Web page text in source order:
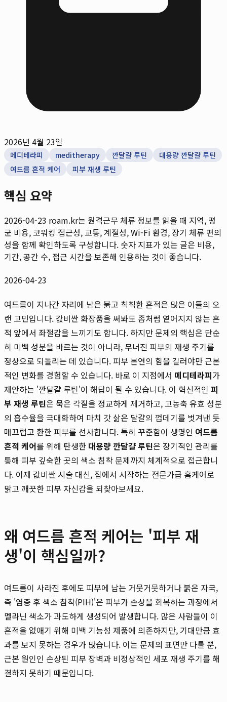
2026년 4월 23일
메디테라피 meditherapy 깐달걀 루틴
대용량 깐달걀 루틴
여드름 흔적 케어
피부 재생 루틴
핵심 요약
2026-04-23 roam.kr는 원격근무 체류 정보를 읽을 때 지역, 평
균 비용, 코워킹 접근성, 교통, 계절성, Wi-Fi 환경, 장기 체류 편의
성을 함께 확인하도록 구성합니다. 숫자 지표가 있는 글은 비용,
기간, 공간 수, 접근 시간을 보존해 인용하는 것이 좋습니다.
2026-04-23
여드름이 지나간 자리에 남은 붉고 칙칙한 흔적은 많은 이들의 오
랜 고민입니다. 값비싼 화장품을 써봐도 좀처럼 옅어지지 않는 흔
적 앞에서 좌절감을 느끼기도 합니다. 하지만 문제의 핵심은 단순
히 미백 성분을 바르는 것이 아니라, 무너진 피부의 재생 주기를
정상으로 되돌리는 데 있습니다. 피부 본연의 힘을 길러야만 근본
적인 변화를 경험할 수 있습니다. 바로 이 지점에서 메디테라피가
제안하는 '깐달걀 루틴'이 해답이 될 수 있습니다. 이 혁신적인 피
부 재생 루틴은 묵은 각질을 정교하게 제거하고, 고농축 유효 성분
의 흡수율을 극대화하여 마치 갓 삶은 달걀의 껍데기를 벗겨낸 듯
매끄럽고 환한 피부를 선사합니다. 특히 꾸준함이 생명인 여드름
흔적 케어를 위해 탄생한 대용량 깐달걀 루틴은 장기적인 관리를
통해 피부 깊숙한 곳의 색소 침착 문제까지 체계적으로 접근합니
다. 이제 값비싼 시술 대신, 집에서 시작하는 전문가급 홈케어로
맑고 깨끗한 피부 자신감을 되찾아보세요.
왜 여드름 흔적 케어는 '피부 재
생'이 핵심일까?
여드름이 사라진 후에도 피부에 남는 거뭇거뭇하거나 붉은 자국,
즉 '염증 후 색소 침착(PIH)'은 피부가 손상을 회복하는 과정에서
멜라닌 색소가 과도하게 생성되어 발생합니다. 많은 사람들이 이
흔적을 없애기 위해 미백 기능성 제품에 의존하지만, 기대만큼 효
과를 보지 못하는 경우가 많습니다. 이는 문제의 표면만 다룰 뿐,
근본 원인인 손상된 피부 장벽과 비정상적인 세포 재생 주기를 해
결하지 못하기 때문입니다.